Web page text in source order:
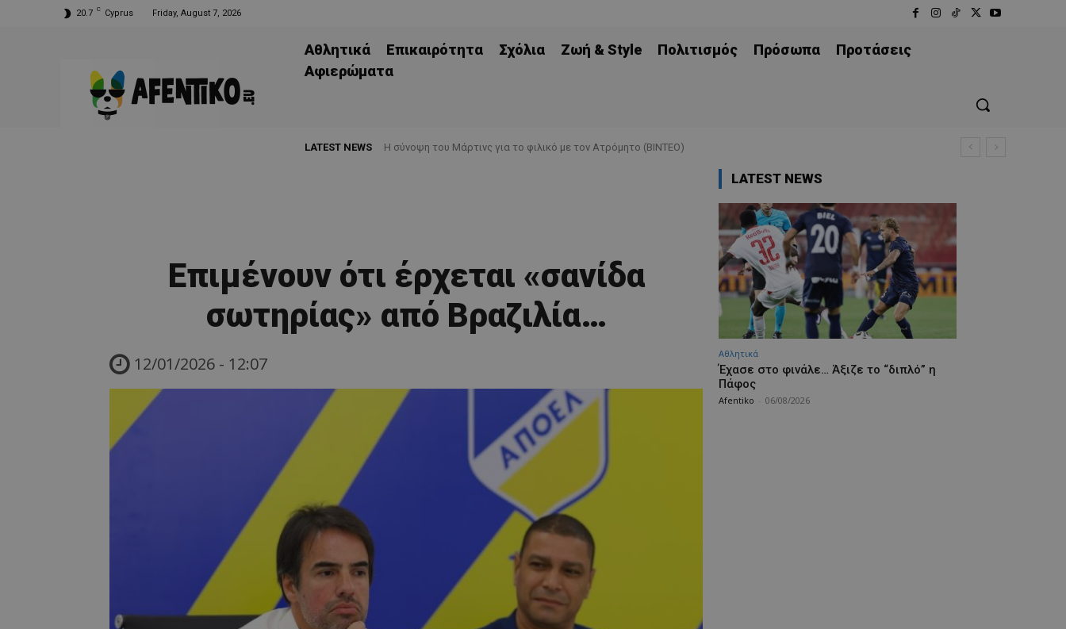
20.7 C Cyprus Friday, August 7, 2026
Αθλητικά Επικαιρότητα Σχόλια Ζωή & Style Πολιτισμός Πρόσωπα
Προτάσεις
Aφιερώματα
LATEST NEWS H σύνοψη του Μάρτινς για το φιλικό με τον Ατρόμητο (ΒΙΝΤΕΟ)
Επιμένουν ότι έρχεται «σανίδα
σωτηρίας» από Βραζιλία…
12/01/2026 - 12:07
LATEST NEWS
Αθλητικά
Έχασε στο φινάλε… Άξιζε το “διπλό” η
Πάφος
Afentiko 06/08/2026